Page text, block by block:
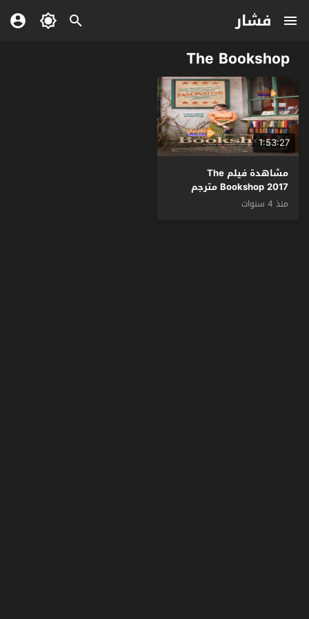
فشار
The Bookshop
1:53:27
مشاهدة فيلم The
Bookshop 2017 مترجم
منذ 4 سنوات